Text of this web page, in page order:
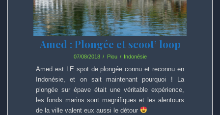
Amed : Plongée et scoot’ loop
07/08/2018 Piou Indonésie
Amed est LE spot de plongée connu et reconnu en
Indonésie, et on sait maintenant pourquoi ! La
plongée sur épave était une véritable expérience,
les fonds marins sont magnifiques et les alentours
de la ville valent eux aussi le détour